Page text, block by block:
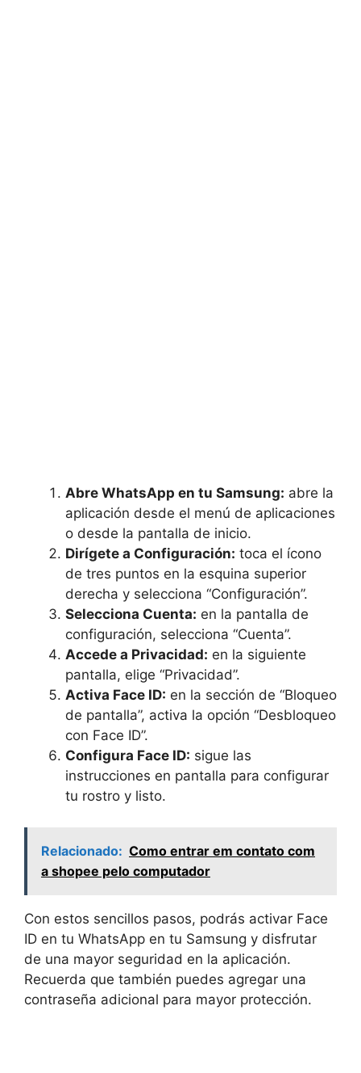
Abre WhatsApp en tu Samsung: abre la
aplicación desde el menú de aplicaciones
o desde la pantalla de inicio.
Dirígete a Configuración: toca el ícono
de tres puntos en la esquina superior
derecha y selecciona “Configuración”.
Selecciona Cuenta: en la pantalla de
configuración, selecciona “Cuenta”.
Accede a Privacidad: en la siguiente
pantalla, elige “Privacidad”.
Activa Face ID: en la sección de “Bloqueo
de pantalla”, activa la opción “Desbloqueo
con Face ID”.
Configura Face ID: sigue las
instrucciones en pantalla para configurar
tu rostro y listo.
Relacionado: Como entrar em contato com
a shopee pelo computador
Con estos sencillos pasos, podrás activar Face
ID en tu WhatsApp en tu Samsung y disfrutar
de una mayor seguridad en la aplicación.
Recuerda que también puedes agregar una
contraseña adicional para mayor protección.